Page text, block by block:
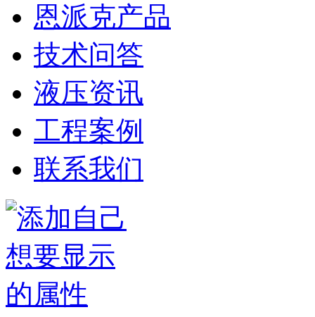
恩派克产品
技术问答
液压资讯
工程案例
联系我们